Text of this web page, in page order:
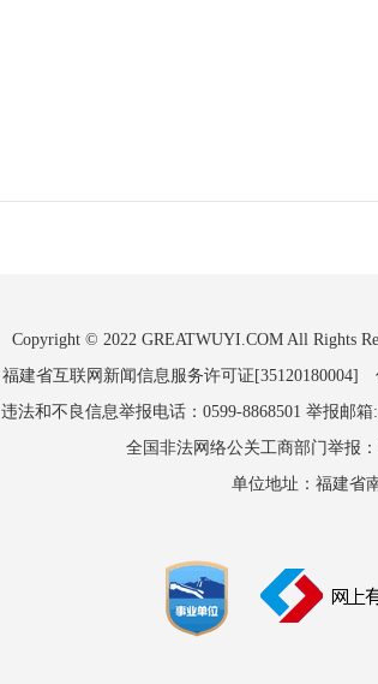
Copyright © 2022 GREATWUYI.COM All Rights
福建省互联网新闻信息服务许可证[35120180004]
违法和不良信息举报电话：0599-8868501 举报邮
全国非法网络公关工商部门举报
单位地址：福建省